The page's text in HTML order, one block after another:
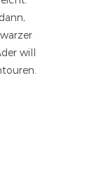
will